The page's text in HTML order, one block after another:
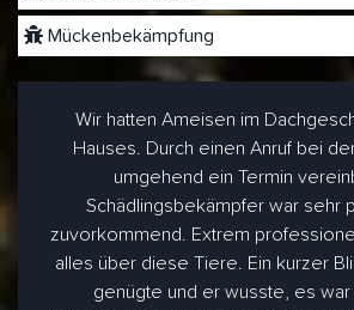
Mückenbekämpfung
Wir hatten Ameisen im
Hauses. Durch einen Anruf bei
umgehend ein Termin
Schädlingsbekämpfer war sehr
zuvorkommend. Extrem
alles über diese Tiere. Ein kurzer
genügte und er wusste, es war